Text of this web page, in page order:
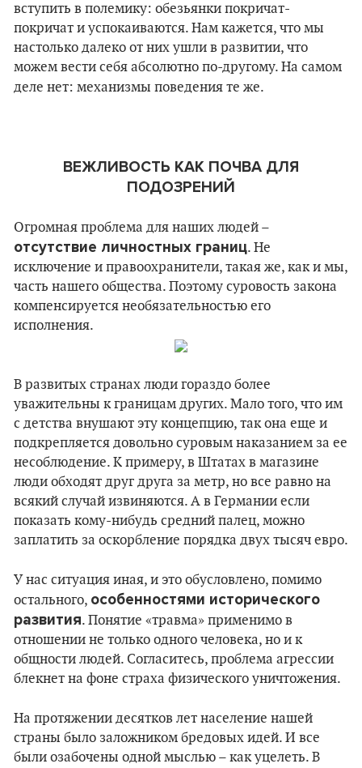
вступить в полемику: обезьянки покричат-
покричат и успокаиваются. Нам кажется, что мы
настолько далеко от них ушли в развитии, что
можем вести себя абсолютно по-другому. На самом
деле нет: механизмы поведения те же.
ВЕЖЛИВОСТЬ КАК ПОЧВА ДЛЯ
ПОДОЗРЕНИЙ
Огромная проблема для наших людей –
отсутствие личностных границ. Не
исключение и правоохранители, такая же, как и мы,
часть нашего общества. Поэтому суровость закона
компенсируется необязательностью его
исполнения.
В развитых странах люди гораздо более
уважительны к границам других. Мало того, что им
с детства внушают эту концепцию, так она еще и
подкрепляется довольно суровым наказанием за ее
несоблюдение. К примеру, в Штатах в магазине
люди обходят друг друга за метр, но все равно на
всякий случай извиняются. А в Германии если
показать кому-нибудь средний палец, можно
заплатить за оскорбление порядка двух тысяч евро.
У нас ситуация иная, и это обусловлено, помимо
остального, особенностями исторического
развития. Понятие «травма» применимо в
отношении не только одного человека, но и к
общности людей. Согласитесь, проблема агрессии
блекнет на фоне страха физического уничтожения.
На протяжении десятков лет население нашей
страны было заложником бредовых идей. И все
были озабочены одной мыслью – как уцелеть. В